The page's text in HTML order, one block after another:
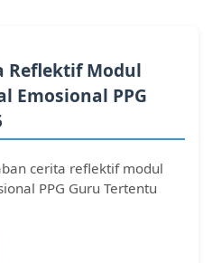
Reflektif Modul
Emosional PPG
cerita reflektif modul
PPG Guru Tertentu